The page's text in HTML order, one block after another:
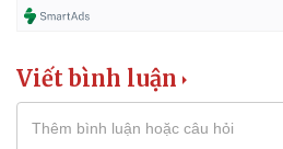
Viết bình luận